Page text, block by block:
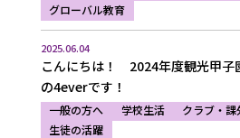
グローバル教育
2025.06.04
こんにちは！ 2024年度観光甲子
の4everです！
一般の方へ 学校生活 クラブ・課
生徒の活躍